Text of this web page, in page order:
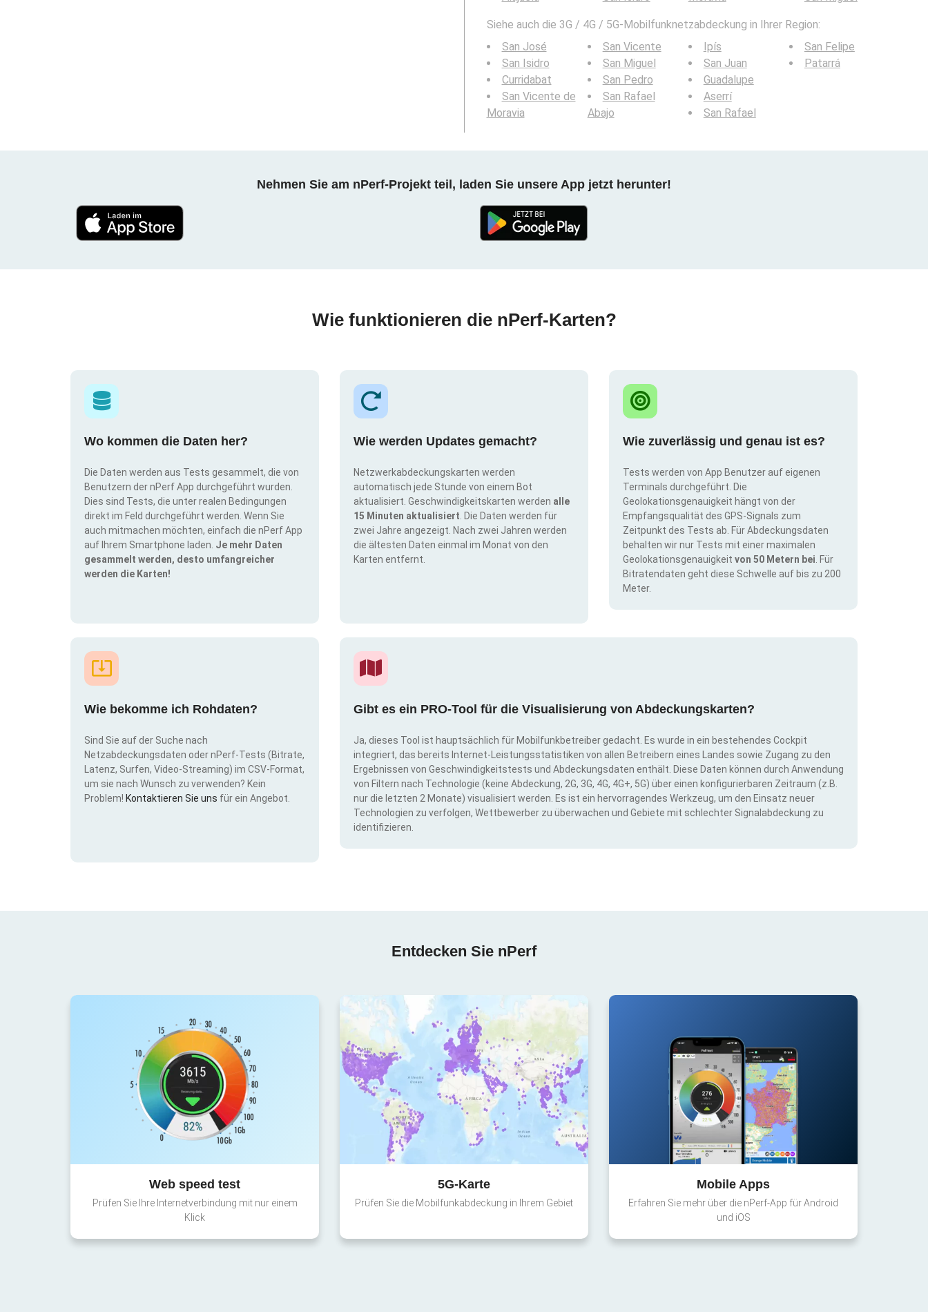
Siehe auch die 3G / 4G / 5G-Mobilfunknetzabdeckung in Ihrer Region:
San José
San Isidro
Curridabat
San Vicente de
Moravia
San Vicente
San Miguel
San Pedro
San Rafael
Abajo
Ipís
San Juan
Guadalupe
Aserrí
San Rafael
San Felipe
Patarrá
Nehmen Sie am nPerf-Projekt teil, laden Sie unsere App jetzt herunter!
Wie funktionieren die nPerf-Karten?
Wo kommen die Daten her?
Die Daten werden aus Tests gesammelt, die von
Benutzern der nPerf App durchgeführt wurden.
Dies sind Tests, die unter realen Bedingungen
direkt im Feld durchgeführt werden. Wenn Sie
auch mitmachen möchten, einfach die nPerf App
auf Ihrem Smartphone laden. Je mehr Daten
gesammelt werden, desto umfangreicher
werden die Karten!
Wie werden Updates gemacht?
Netzwerkabdeckungskarten werden
automatisch jede Stunde von einem Bot
aktualisiert. Geschwindigkeitskarten werden alle
15 Minuten aktualisiert . Die Daten werden für
zwei Jahre angezeigt. Nach zwei Jahren werden
die ältesten Daten einmal im Monat von den
Karten entfernt.
Wie zuverlässig und genau ist es?
Tests werden von App Benutzer auf eigenen
Terminals durchgeführt. Die
Geolokationsgenauigkeit hängt von der
Empfangsqualität des GPS-Signals zum
Zeitpunkt des Tests ab. Für Abdeckungsdaten
behalten wir nur Tests mit einer maximalen
Geolokationsgenauigkeit von 50 Metern bei . Für
Bitratendaten geht diese Schwelle auf bis zu 200
Meter.
Wie bekomme ich Rohdaten?
Sind Sie auf der Suche nach
Netzabdeckungsdaten oder nPerf-Tests (Bitrate,
Latenz, Surfen, Video-Streaming) im CSV-Format,
um sie nach Wunsch zu verwenden? Kein
Problem! Kontaktieren Sie uns für ein Angebot.
Gibt es ein PRO-Tool für die Visualisierung von Abdeckungskarten?
Ja, dieses Tool ist hauptsächlich für Mobilfunkbetreiber gedacht. Es wurde in ein bestehendes Cockpit
integriert, das bereits Internet-Leistungsstatistiken von allen Betreibern eines Landes sowie Zugang zu den
Ergebnissen von Geschwindigkeitstests und Abdeckungsdaten enthält. Diese Daten können durch Anwendung
von Filtern nach Technologie (keine Abdeckung, 2G, 3G, 4G, 4G+, 5G) über einen konfigurierbaren Zeitraum (z.B.
nur die letzten 2 Monate) visualisiert werden. Es ist ein hervorragendes Werkzeug, um den Einsatz neuer
Technologien zu verfolgen, Wettbewerber zu überwachen und Gebiete mit schlechter Signalabdeckung zu
identifizieren.
Entdecken Sie nPerf
Web speed test
Prüfen Sie Ihre Internetverbindung mit nur einem
Klick
5G-Karte
Prüfen Sie die Mobilfunkabdeckung in Ihrem Gebiet
Mobile Apps
Erfahren Sie mehr über die nPerf-App für Android
und iOS